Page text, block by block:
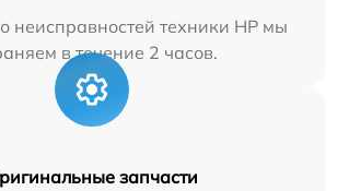
неисправностей техники HP мы
в течение 2 часов.
запчасти